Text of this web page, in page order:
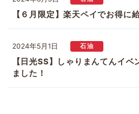
【６月限定】楽天ペイでお得に
2024年5月1日 石油
【日光SS】しゃりまんてんイベ
ました！